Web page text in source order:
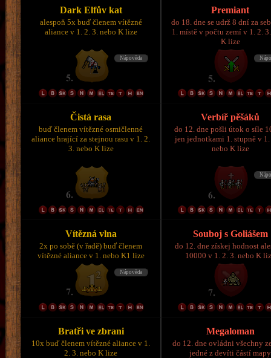
Dark Elfův kat
alespoň 5x buď členem vítězné
aliance v 1. 2. 3. nebo K lize
Premiant
do 18. dne se udrž 8 dní za
1. místě v počtu zemí v 1. 2.
K lize
Čistá rasa
buď členem vítězné osmičlenné
aliance hrající za stejnou rasu v 1. 2.
3. nebo K lize
Verbíř pěšáků
do 12. dne pošli útok o síle
jen jednotkami 1. stupně v 1.
nebo K lize
Vítězná vlna
2x po sobě (v řadě) buď členem
vítězné aliance v 1. nebo K1 lize
Souboj s Goliášem
do 12. dne získej hodnost
10000 v 1. 2. 3. nebo K
Bratři ve zbrani
10x buď členem vítězné aliance v 1.
2. 3. nebo K lize
Megaloman
do 12. dne ovládni všechny
jedné z devíti částí mapy